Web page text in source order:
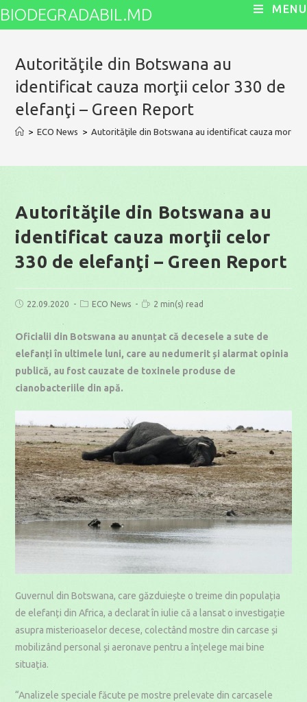
Skip
BIODEGRADABIL.MD MENU
Autorităţile din Botswana au
identificat cauza morţii celor 330 de
elefanţi – Green Report
> ECO News > Autorităţile din Botswana au identificat cauza morţii
Autorităţile din Botswana au
identificat cauza morţii celor
330 de elefanţi – Green Report
Post22.09.2020
PostECO News
Reading
2 min(s) read
Oficialii din Botswana au anunțat că decesele a sute de
elefanți în ultimele luni, care au nedumerit și alarmat opinia
publică, au fost cauzate de toxinele produse de
cianobacteriile din apă.
Guvernul din Botswana, care găzduiește o treime din populația
de elefanți din Africa, a declarat în iulie că a lansat o investigație
asupra misterioaselor decese, colectând mostre din carcase și
mobilizând personal și aeronave pentru a înțelege mai bine
situația.
“Analizele speciale făcute pe mostre prelevate din carcasele